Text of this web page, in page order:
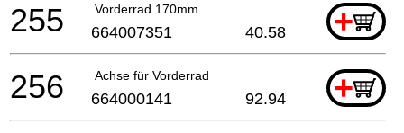
Vorderrad 170mm +
255 664007351 40.58
Achse für Vorderrad +
256 664000141 92.94